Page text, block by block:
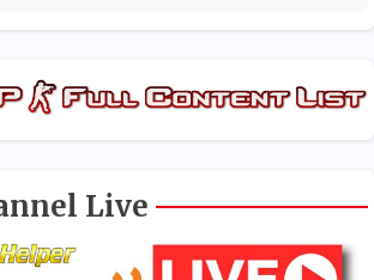
Live